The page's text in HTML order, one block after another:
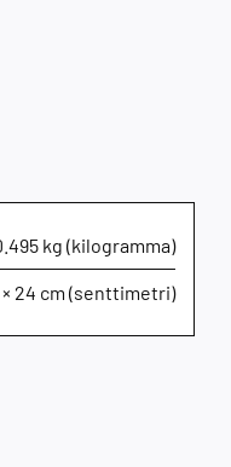
kg (kilogramma)
× 24 cm (senttimetri)